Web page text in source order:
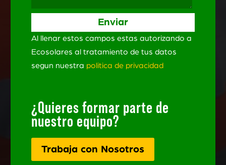
Al llenar estos campos estas autorizando a
Ecosolares al tratamiento de tus datos
segun nuestra politica de privacidad
¿Quieres formar parte de
nuestro equipo?
Trabaja con Nosotros